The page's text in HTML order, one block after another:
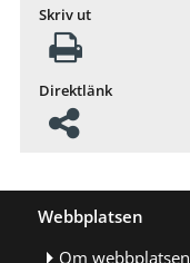
Skriv ut
Direktlänk
Webbplatsen
Om webbplatsen